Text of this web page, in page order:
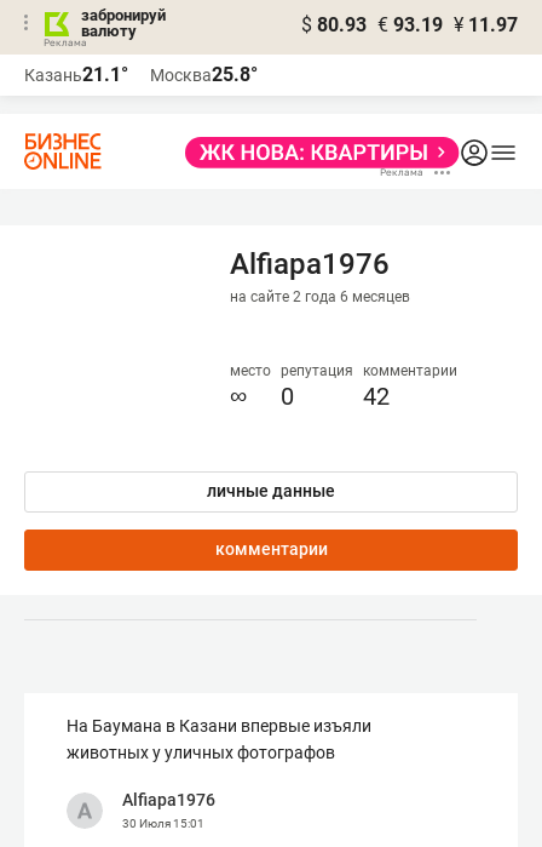
забронируй
валюту
$ 80.93 € 93.19 ¥ 11.97
Казань21.1° Москва25.8°
Alfiapa1976
на сайте 2 года 6 месяцев
место
∞
репутация
0
комментарии
42
личные данные
комментарии
На Баумана в Казани впервые изъяли
животных у уличных фотографов
Alfiapa1976
30 Июля15:01